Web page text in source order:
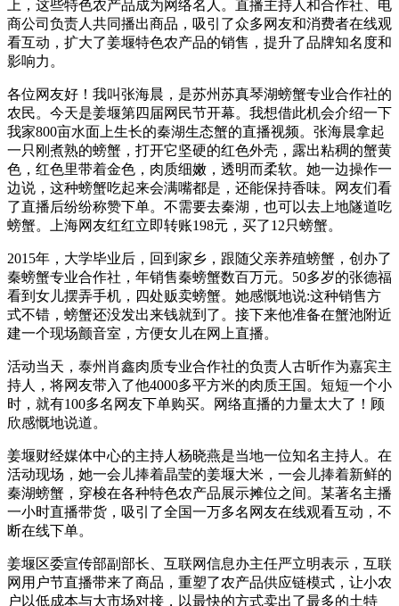
上，这些特色农产品成为网络名人。直播主持人和合作社、电
商公司负责人共同播出商品，吸引了众多网友和消费者在线观
看互动，扩大了姜堰特色农产品的销售，提升了品牌知名度和
影响力。
各位网友好！我叫张海晨，是苏州苏真琴湖螃蟹专业合作社的
农民。今天是姜堰第四届网民节开幕。我想借此机会介绍一下
我家800亩水面上生长的秦湖生态蟹的直播视频。张海晨拿起
一只刚煮熟的螃蟹，打开它坚硬的红色外壳，露出粘稠的蟹黄
色，红色里带着金色，肉质细嫩，透明而柔软。她一边操作一
边说，这种螃蟹吃起来会满嘴都是，还能保持香味。网友们看
了直播后纷纷称赞下单。不需要去秦湖，也可以去上地隧道吃
螃蟹。上海网友红红立即转账198元，买了12只螃蟹。
2015年，大学毕业后，回到家乡，跟随父亲养殖螃蟹，创办了
秦螃蟹专业合作社，年销售秦螃蟹数百万元。50多岁的张德福
看到女儿摆弄手机，四处贩卖螃蟹。她感慨地说:这种销售方
式不错，螃蟹还没发出来钱就到了。接下来他准备在蟹池附近
建一个现场颤音室，方便女儿在网上直播。
活动当天，泰州肖鑫肉质专业合作社的负责人古昕作为嘉宾主
持人，将网友带入了他4000多平方米的肉质王国。短短一个小
时，就有100多名网友下单购买。网络直播的力量太大了！顾
欣感慨地说道。
姜堰财经媒体中心的主持人杨晓燕是当地一位知名主持人。在
活动现场，她一会儿捧着晶莹的姜堰大米，一会儿捧着新鲜的
秦湖螃蟹，穿梭在各种特色农产品展示摊位之间。某著名主播
一小时直播带货，吸引了全国一万多名网友在线观看互动，不
断在线下单。
姜堰区委宣传部副部长、互联网信息办主任严立明表示，互联
网用户节直播带来了商品，重塑了农产品供应链模式，让小农
户以低成本与大市场对接，以最快的方式卖出了最多的土特